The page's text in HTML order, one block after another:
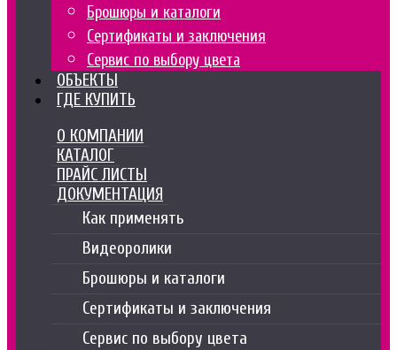
Брошюры и каталоги
Сертификаты и заключения
Сервис по выбору цвета
ОБЪЕКТЫ
ГДЕ КУПИТЬ
О КОМПАНИИ
КАТАЛОГ
ПРАЙС ЛИСТЫ
ДОКУМЕНТАЦИЯ
Как применять
Видеоролики
Брошюры и каталоги
Сертификаты и заключения
Сервис по выбору цвета